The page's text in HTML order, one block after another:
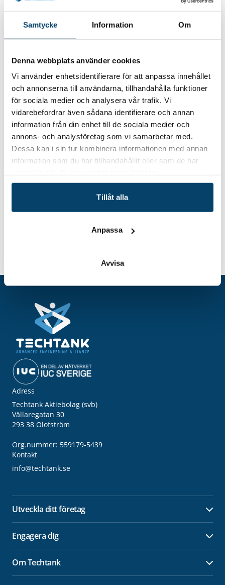
Samtycke Information Om
Denna webbplats använder cookies
Vi använder enhetsidentifierare för att anpassa innehållet
och annonserna till användarna, tillhandahålla funktioner
för sociala medier och analysera vår trafik. Vi
vidarebefordrar även sådana identifierare och annan
information från din enhet till de sociala medier och
annons- och analysföretag som vi samarbetar med.
Dessa kan i sin tur kombinera informationen med annan
information som du har tillhandahållit eller som de har
Tillåt alla
Anpassa
Avvisa
För mer information, kontakta:
Telefon:+46766489450
Datum/tid
2023-09-07
7 september 2023 kl. 08.15-10
Plats
Digitalt
handledarutbildning för chefer
Adress
Techtank Aktiebolag (svb)
Vällaregatan 30
293 38 Olofström
Org.nummer: 559179-5439
Kontakt
info@techtank.se
Utveckla ditt företag
Engagera dig
Om Techtank